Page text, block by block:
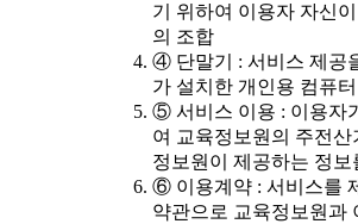
기 위하여 이용자 자신
의 조합
④ 단말기 : 서비스 제공
가 설치한 개인용 컴퓨
⑤ 서비스 이용 : 이용자
여 교육정보원의 주전
정보원이 제공하는 정보
⑥ 이용계약 : 서비스를
약관으로 교육정보원과